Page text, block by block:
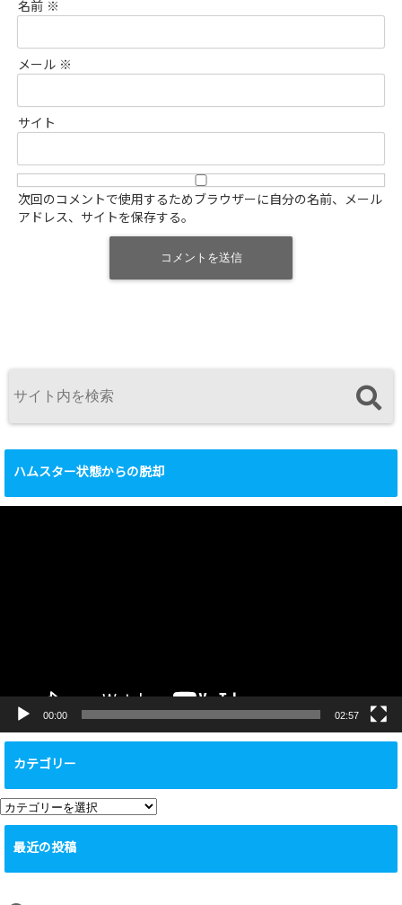
名前 ※
メール ※
サイト
次回のコメントで使用するためブラウザーに自分の名前、メール
アドレス、サイトを保存する。
ハムスター状態からの脱却
00:00 02:57
カテゴリー
カ
テ
リ
最近の投稿